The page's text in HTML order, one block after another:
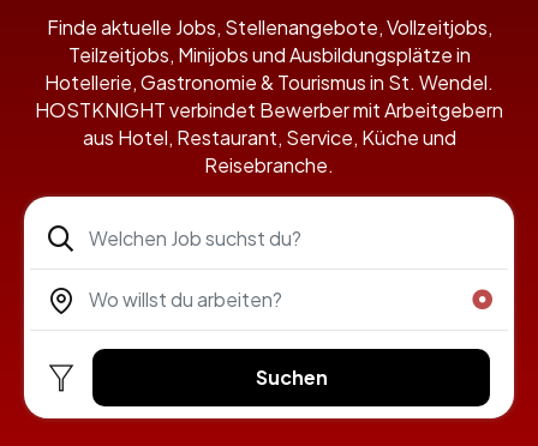
Finde aktuelle Jobs, Stellenangebote, Vollzeitjobs,
Teilzeitjobs, Minijobs und Ausbildungsplätze in
Hotellerie, Gastronomie & Tourismus in St. Wendel.
HOSTKNIGHT verbindet Bewerber mit Arbeitgebern
aus Hotel, Restaurant, Service, Küche und
Reisebranche.
Suchen